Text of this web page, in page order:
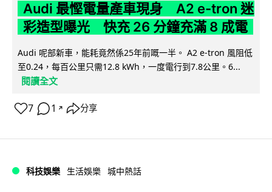
Audi 最慳電量產車現身 A2 e-tron 迷
彩造型曝光 快充 26 分鐘充滿 8 成電
Audi 呢部新車，能耗竟然係25年前嘅一半。 A2 e-tron 風阻低
至0.24，每百公里只需12.8 kWh，一度電行到7.8公里。6...
閱讀全文
7 1 ↗ 分享
科技娛樂 生活娛樂 城中熱話